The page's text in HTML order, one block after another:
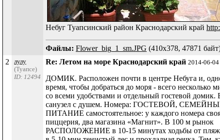
Небуг Туапсинский район Краснодарский край
Файлы: Flower_big_1_sm.JPG (410x378, 47871
2
лулу
(Туапсе)
ID: 12494
Re: Летом на море Краснодарский край 2014-06-
ДОМИК. Расположен почти в центре Небуга и,
время, чтобы добраться до моря - всего
со всеми удобствами и отдельный гостевой
санузел с душем. Номера: ГОСТЕВОЙ,
ПИТАНИЕ самостоятельное: у каждого номера
пиццерия, два магазина «Магнит». В 100 м рынок
РАСПОЛОЖЕНИЕ в 10-15 минутах ходьбы от пляжа,